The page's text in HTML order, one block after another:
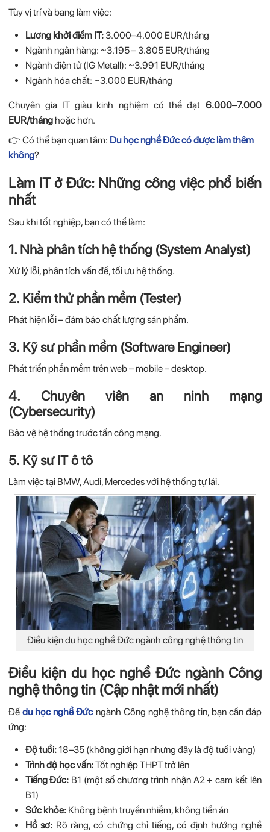
Tùy vị trí và bang làm việc:
Lương khởi điểm IT:3.000–4.000 EUR/tháng
Ngành ngân hàng: ~3.195 – 3.805 EUR/tháng
Ngành điện tử (IG Metall): ~3.991 EUR/tháng
Ngành hóa chất: ~3.000 EUR/tháng
Chuyên gia IT giàu kinh nghiệm có thể đạt 6.000–7.000
EUR/tháng hoặc hơn.
👉Có thể bạn quan tâm: Du học nghề Đức có được làm thêm
không?
Làm IT ở Đức: Những công việc phổ biến
nhất
Sau khi tốt nghiệp, bạn có thể làm:
1. Nhà phân tích hệ thống (System Analyst)
Xử lý lỗi, phân tích vấn đề, tối ưu hệ thống.
2. Kiểm thử phần mềm (Tester)
Phát hiện lỗi – đảm bảo chất lượng sản phẩm.
3. Kỹ sư phần mềm (Software Engineer)
Phát triển phần mềm trên web – mobile – desktop.
4. Chuyên viên an ninh mạng
(Cybersecurity)
Bảo vệ hệ thống trước tấn công mạng.
5. Kỹ sư IT ô tô
Làm việc tại BMW, Audi, Mercedes với hệ thống tự lái.
Điều kiện du học nghề Đức ngành công nghệ thông tin
Điều kiện du học nghề Đức ngành Công
nghệ thông tin (Cập nhật mới nhất)
Đểdu học nghề Đứcngành Công nghệ thông tin, bạn cần đáp
ứng:
Độ tuổi:18–35 (không giới hạn nhưng đây là độ tuổi vàng)
Trình độ học vấn:Tốt nghiệp THPT trở lên
Tiếng Đức: B1 (một số chương trình nhận A2 + cam kết lên
B1)
Sức khỏe:Không bệnh truyền nhiễm, không tiền án
Hồ sơ: Rõ ràng, có chứng chỉ tiếng, có định hướng nghề